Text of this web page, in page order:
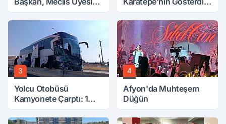
Attırdı
Aranıyor
3
Yolcu Otobüsü
Kamyonete Çarptı: 1
4
Afyon'da Muhteşem
Düğün